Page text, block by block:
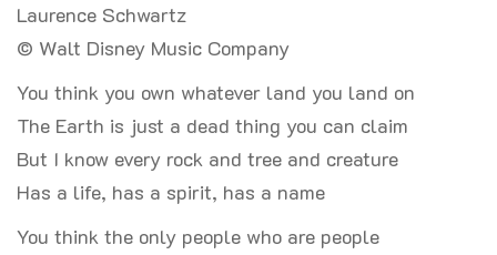
Laurence Schwartz
© Walt Disney Music Company
You think you own whatever land you land on
The Earth is just a dead thing you can claim
But I know every rock and tree and creature
Has a life, has a spirit, has a name
You think the only people who are people